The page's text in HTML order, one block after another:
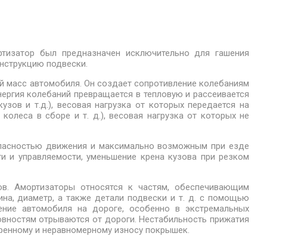
был предназначен исключительно для гашения
подвески.
автомобиля. Он создает сопротивление колебаниям
колебаний превращается в тепловую и рассеивается
и т.д.), весовая нагрузка от которых передается на
в сборе и т. д.), весовая нагрузка от которых не
движения и максимально возможным при езде
и управляемости, уменьшение крена кузова при резком
Амортизаторы относятся к частям, обеспечивающим
диаметр, а также детали подвески и т. д. с помощью
автомобиля на дороге, особенно в экстремальных
отрываются от дороги. Нестабильность прижатия
и неравномерному износу покрышек.